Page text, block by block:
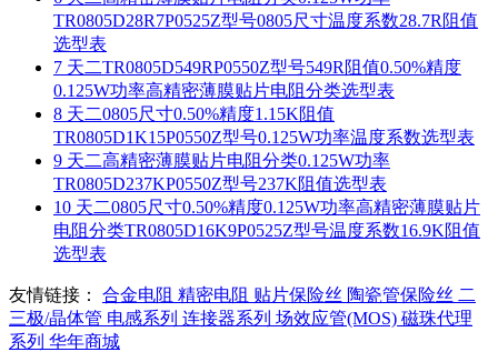
TR0805D28R7P0525Z型号0805尺寸温度系数28.7R阻值
选型表
7 天二TR0805D549RP0550Z型号549R阻值0.50%精度
0.125W功率高精密薄膜贴片电阻分类选型表
8 天二0805尺寸0.50%精度1.15K阻值
TR0805D1K15P0550Z型号0.125W功率温度系数选型表
9 天二高精密薄膜贴片电阻分类0.125W功率
TR0805D237KP0550Z型号237K阻值选型表
10 天二0805尺寸0.50%精度0.125W功率高精密薄膜贴片
电阻分类TR0805D16K9P0525Z型号温度系数16.9K阻值
选型表
友情链接： 合金电阻 精密电阻 贴片保险丝 陶瓷管保险丝 二
三极/晶体管 电感系列 连接器系列 场效应管(MOS) 磁珠代理
系列 华年商城